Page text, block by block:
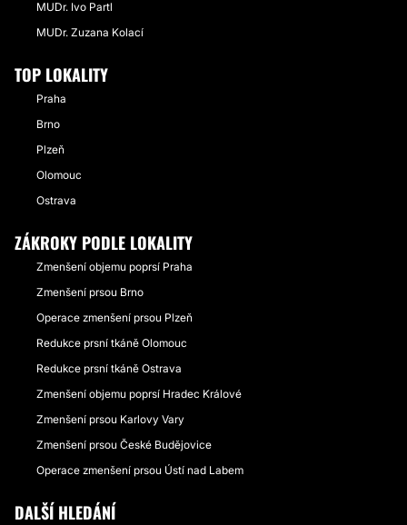
MUDr. Ivo Partl
MUDr. Zuzana Kolací
TOP LOKALITY
Praha
Brno
Plzeň
Olomouc
Ostrava
ZÁKROKY PODLE LOKALITY
Zmenšení objemu poprsí Praha
Zmenšení prsou Brno
Operace zmenšení prsou Plzeň
Redukce prsní tkáně Olomouc
Redukce prsní tkáně Ostrava
Zmenšení objemu poprsí Hradec Králové
Zmenšení prsou Karlovy Vary
Zmenšení prsou České Budějovice
Operace zmenšení prsou Ústí nad Labem
DALŠÍ HLEDÁNÍ